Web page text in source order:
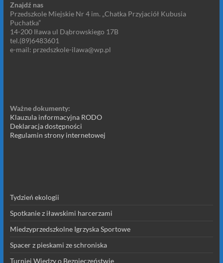
Znajdź nas
Przedszkole Miejskie Nr 4 im. „Chatka Przyjaciół Kubusia
Puchatka”
14-200 Iława ul Dąbrowskiego 17B
tel.(89)6483601
e-mail: przedszkole-ilawa@wp.pl
Ważne dokumenty:
Klauzula informacyjna RODO
Deklaracja dostępności
Regulamin strony internetowej
Tydzień ekologii
Spotkanie z iławskimi harcerzami
Miedzyprzedszkolne Igrzyska Sportowe
Spacer z pieskami ze schroniska
Turniej Wiedzy o Bezpieczeństwie